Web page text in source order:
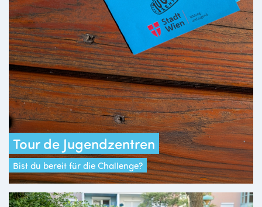
Tour de Jugendzentren
Bist du bereit für die Challenge?